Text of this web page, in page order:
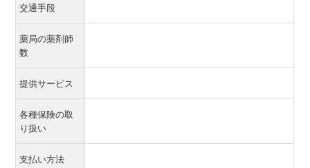
交通手段
薬局の薬剤師
数
提供サービス
各種保険の取
り扱い
支払い方法